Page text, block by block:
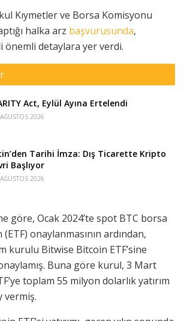
Kıymetler ve Borsa Komisyonu
halka arz başvurusunda,
önemli detaylara yer verdi.
Act, Eylül Ayına Ertelendi
2026
Tarihi İmza: Dış Ticarette Kripto
Başlıyor
2026
göre, Ocak 2024’te spot BTC borsa
(ETF) onaylanmasının ardından,
kurulu Bitwise Bitcoin ETF’sine
Buna göre kurul, 3 Mart
toplam 55 milyon dolarlık yatırım
vermiş.